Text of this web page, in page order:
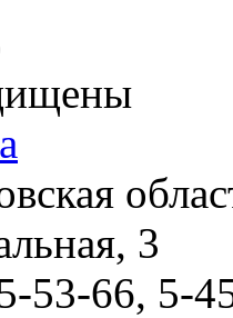
3
53-66, 5-